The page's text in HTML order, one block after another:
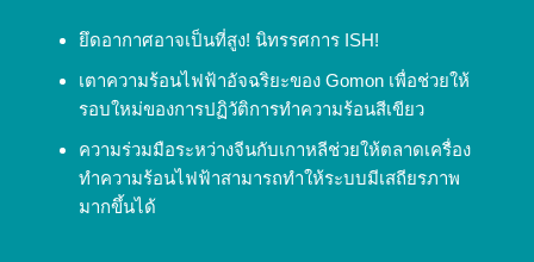
ยึดอากาศอาจเป็นที่สูง! นิทรรศการ ISH!
เตาความร้อนไฟฟ้าอัจฉริยะของ Gomon เพื่อช่วยให้
รอบใหม่ของการปฏิวัติการทำความร้อนสีเขียว
ความร่วมมือระหว่างจีนกับเกาหลีช่วยให้ตลาดเครื่อง
ทำความร้อนไฟฟ้าสามารถทำให้ระบบมีเสถียรภาพ
มากขึ้นได้